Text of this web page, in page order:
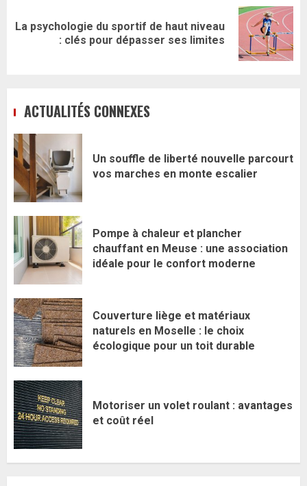
Article
La psychologie du sportif de haut niveau
: clés pour dépasser ses limites
ACTUALITÉS CONNEXES
Un souffle de liberté nouvelle parcourt
vos marches en monte escalier
Pompe à chaleur et plancher
chauffant en Meuse : une association
idéale pour le confort moderne
Couverture liège et matériaux
naturels en Moselle : le choix
écologique pour un toit durable
Motoriser un volet roulant : avantages
et coût réel